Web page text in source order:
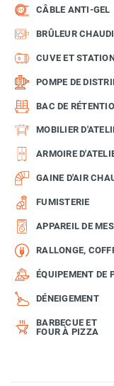
CÂBLE ANTI-GEL
BRÛLEUR
CUVE ET
POMPE DE
BAC DE
MOBILIER
ARMOIRE
GAINE D'AIR
FUMISTERIE
APPAREIL DE
RALLONGE,
ÉQUIPEMENT DE
DÉNEIGEMENT
BARBECUE ET
FOUR À PIZZA